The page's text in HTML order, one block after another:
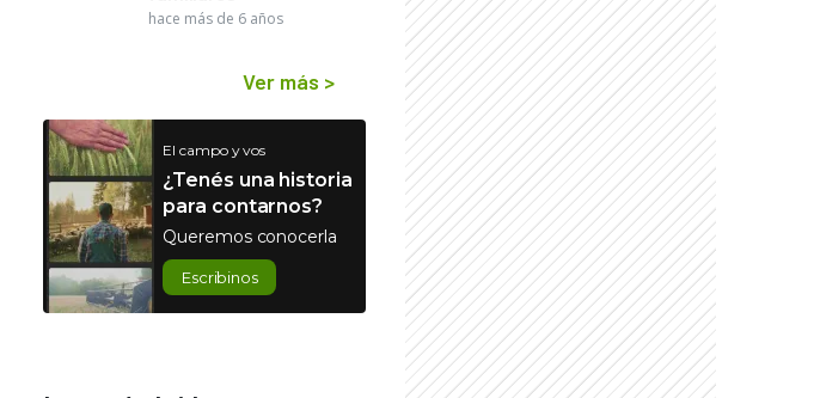
hace más de 6 años
Ver más >
El campo y vos
¿Tenés una historia
para contarnos?
Queremos conocerla
Escribinos